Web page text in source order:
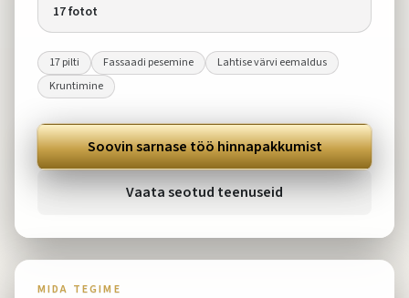
17fotot
17pilti Fassaadi pesemine
Lahtise värvi eemaldus
Kruntimine
Soovin sarnase töö hinnapakkumist
Vaata seotud teenuseid
MIDA TEGIME